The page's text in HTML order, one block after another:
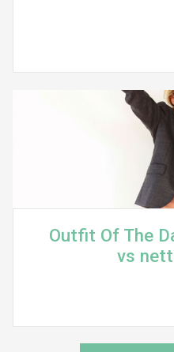
Outfit Of The
vs